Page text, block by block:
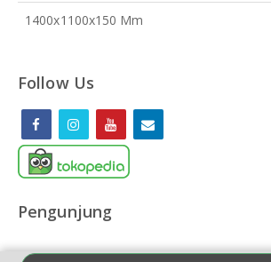
1400x1100x150 Mm
Follow Us
Pengunjung